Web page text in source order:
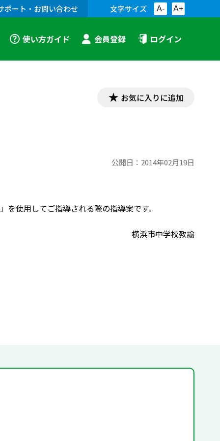
ポート・お問い合わせ 文字サイズ A- A+
使い方ガイド 会員登録 ログイン
お気に入りに追加
公開日： 2014年02月19日
使用してご指導される際の指導案です。
横浜市中学校教諭